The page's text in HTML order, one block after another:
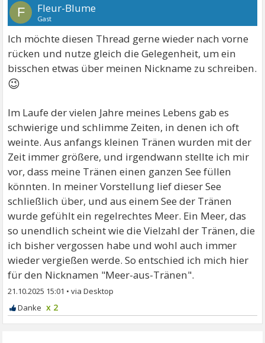
F Fleur-Blume
Gast
Ich möchte diesen Thread gerne wieder nach vorne
rücken und nutze gleich die Gelegenheit, um ein
bisschen etwas über meinen Nickname zu schreiben.
😉
Im Laufe der vielen Jahre meines Lebens gab es
schwierige und schlimme Zeiten, in denen ich oft
weinte. Aus anfangs kleinen Tränen wurden mit der
Zeit immer größere, und irgendwann stellte ich mir
vor, dass meine Tränen einen ganzen See füllen
könnten. In meiner Vorstellung lief dieser See
schließlich über, und aus einem See der Tränen
wurde gefühlt ein regelrechtes Meer. Ein Meer, das
so unendlich scheint wie die Vielzahl der Tränen, die
ich bisher vergossen habe und wohl auch immer
wieder vergießen werde. So entschied ich mich hier
für den Nicknamen "Meer-aus-Tränen".
21.10.2025 15:01 •
x 2